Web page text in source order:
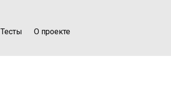
Тесты О проекте